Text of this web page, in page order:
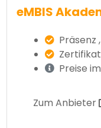
eMBIS
Präsenz
Zertifikat
Preise
Zum Anbieter